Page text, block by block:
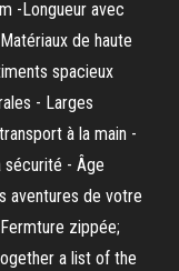
-Longueur avec
de haute
spacieux
- Larges
à la main -
sécurité - Âge
aventures de votre
zippée;
a list of the